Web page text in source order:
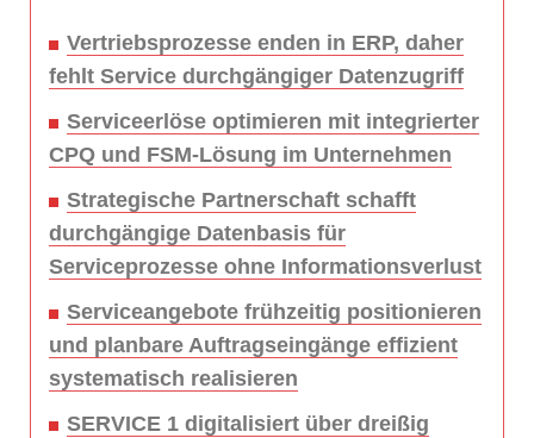
Vertriebsprozesse enden in ERP, daher
fehlt Service durchgängiger Datenzugriff
Serviceerlöse optimieren mit integrierter
CPQ und FSM-Lösung im Unternehmen
Strategische Partnerschaft schafft
durchgängige Datenbasis für
Serviceprozesse ohne Informationsverlust
Serviceangebote frühzeitig positionieren
und planbare Auftragseingänge effizient
systematisch realisieren
SERVICE 1 digitalisiert über dreißig